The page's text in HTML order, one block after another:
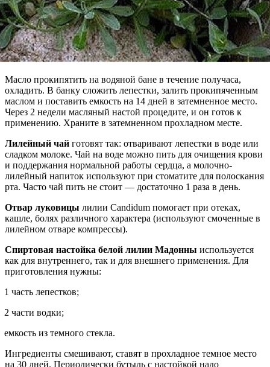
Масло прокипятить на водяной бане в течение получаса,
охладить. В банку сложить лепестки, залить прокипяченным
маслом и поставить емкость на 14 дней в затемненное место.
Через 2 недели масляный настой процедите, и он готов к
применению. Храните в затемненном прохладном месте.
Лилейный чай готовят так: отваривают лепестки в воде или
сладком молоке. Чай на воде можно пить для очищения крови
и поддержания нормальной работы сердца, а молочно-
лилейный напиток используют при стоматите для полоскания
рта. Часто чай пить не стоит — достаточно 1 раза в день.
Отвар луковицы лилии Candidum помогает при отеках,
кашле, болях различного характера (используют смоченные в
лилейном отваре компрессы).
Спиртовая настойка белой лилии Мадонны используется
как для внутреннего, так и для внешнего применения. Для
приготовления нужны:
1 часть лепестков;
2 части водки;
емкость из темного стекла.
Ингредиенты смешивают, ставят в прохладное темное место
на 30 дней. Периодически бутыль с настойкой надо